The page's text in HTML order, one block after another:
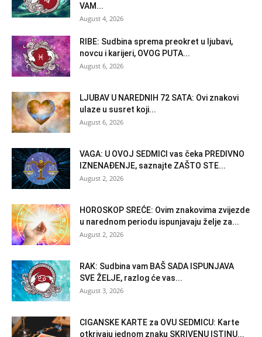
VAM...
August 4, 2026
RIBE: Sudbina sprema preokret u ljubavi,
novcu i karijeri, OVOG PUTA...
August 6, 2026
LJUBAV U NAREDNIH 72 SATA: Ovi znakovi
ulaze u susret koji...
August 6, 2026
VAGA: U OVOJ SEDMICI vas čeka PREDIVNO
IZNENAĐENJE, saznajte ZAŠTO STE...
August 2, 2026
HOROSKOP SREĆE: Ovim znakovima zvijezde
u narednom periodu ispunjavaju želje za...
August 2, 2026
RAK: Sudbina vam BAŠ SADA ISPUNJAVA
SVE ŽELJE, razlog će vas...
August 3, 2026
CIGANSKE KARTE za OVU SEDMICU: Karte
otkrivaju jednom znaku SKRIVENU ISTINU...